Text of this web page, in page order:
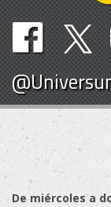
De miércoles a